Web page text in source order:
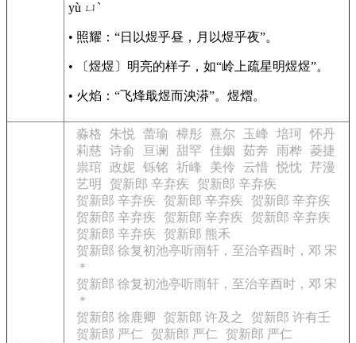
yù ㄩˋ
• 照耀：“日以煜乎昼，月以煜乎夜”。
• 〔煜煜〕明亮的样子，如“岭上疏星明煜煜”。
• 火焰：“飞烽戢煜而泱漭”。煜熠。
淼格 朱悦 蕾瑜 樟彤 熹尔 玉峰 培珂
怀丹
莉慈
诗俞 亘谰 甜罕 佳姻 茹奔 雨桦
菱捷
祟琯
政妮 铄铭 祈峰 美伶 云惜 悦忱 芹漫
艺明
贺新郎 辛弃疾
贺新郎 辛弃疾
贺新郎 辛弃疾
贺新郎 辛弃疾
贺新郎 辛弃疾
贺新郎 辛弃疾
贺新郎 辛弃疾
贺新郎 辛弃疾
贺新郎 辛弃疾
贺新郎 熊禾
贺新郎 徐复初池亭听雨轩，至治辛酉时，邓 宋
＊
贺新郎 徐复初池亭听雨轩，至治辛酉时，邓 宋
＊
贺新郎 徐鹿卿
贺新郎 许及之
贺新郎 许有壬
贺新郎 严仁
贺新郎 严仁
贺新郎 严仁